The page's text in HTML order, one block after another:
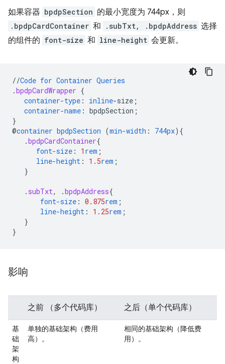
如果容器 bpdpSection 的最小宽度为 744px，则
.bpdpCardContainer 和 .subTxt, .bpdpAddress 选择
的组件的 font-size 和 line-height 会更新。
//Code for Container Queries
.bpdpCardWrapper {
container-type : inline-size ;
container-name : bpdpSection ;
}
@container bpdpSection (min-width : 744px) {
.bpdpCardContainer{
font-size : 1 rem ;
line-height : 1.5rem ;
}
. subTxt, .bpdpAddress{
font-size : 0.875rem ;
line-height : 1.25rem ;
}
}
影响
之前 （多个代码库） 之后（单个代码库）
基
础
架
构
单独的基础架构（费用
高）。
相同的基础架构（降低费
用）。